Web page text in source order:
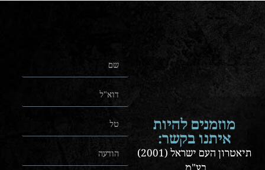
מוזמנים להיות
איתנו בקשר:
תיאטרון העם ישראל (2001)